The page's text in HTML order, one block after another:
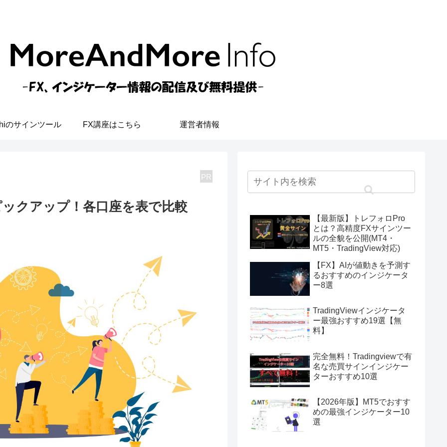
のサインツール FX講座はこちら 運営者情報
PR
クアップ！各口座を表で比較
【最新版】トレフォロPro
とは？高精度FXサインツー
ルの全貌を公開(MT4・
MT5・TradingView対応)
【FX】AIが値動きを予測す
るおすすめのインジケータ
ー8選
TradingViewインジケータ
ー最強おすすめ19選【無
料】
完全無料！Tradingviewで有
名な売買サインインジケー
ターおすすめ10選
【2026年版】MT5でおすす
めの最強インジケーター10
選